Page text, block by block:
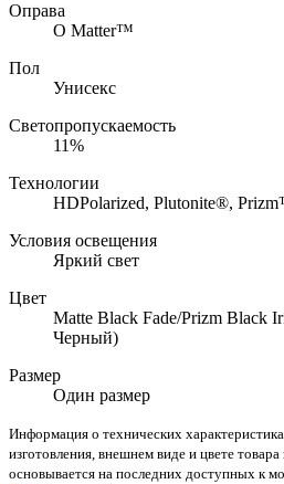
Оправа
O Matter™
Пол
Унисекс
Светопропускаемость
11%
Технологии
HDPolarized, Plutonite®,
Условия освещения
Яркий свет
Цвет
Matte Black Fade/Prizm Black
Черный)
Размер
Один размер
Информация о технических
изготовления, внешнем виде и цвете
основывается на последних доступных к